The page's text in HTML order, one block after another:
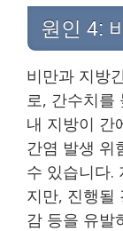
원인 4:
비만과 지방
로, 간수치를
내 지방이 간
간염 발생 위
수 있습니다.
지만, 진행될
감 등을 유발